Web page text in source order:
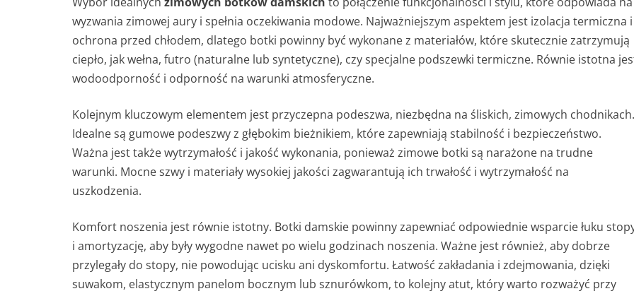
wyzwania zimowej aury i spełnia oczekiwania modowe. Najważniejszym aspektem jest izolacja termiczna i
ochrona przed chłodem, dlatego botki powinny być wykonane z materiałów, które skutecznie zatrzymują
ciepło, jak wełna, futro (naturalne lub syntetyczne), czy specjalne podszewki termiczne. Równie istotna
wodoodporność i odporność na warunki atmosferyczne.
Kolejnym kluczowym elementem jest przyczepna podeszwa, niezbędna na śliskich, zimowych chodnikach.
Idealne są gumowe podeszwy z głębokim bieżnikiem, które zapewniają stabilność i bezpieczeństwo.
Ważna jest także wytrzymałość i jakość wykonania, ponieważ zimowe botki są narażone na trudne
warunki. Mocne szwy i materiały wysokiej jakości zagwarantują ich trwałość i wytrzymałość na
uszkodzenia.
Komfort noszenia jest równie istotny. Botki damskie powinny zapewniać odpowiednie wsparcie łuku
i amortyzację, aby były wygodne nawet po wielu godzinach noszenia. Ważne jest również, aby dobrze
przylegały do stopy, nie powodując ucisku ani dyskomfortu. Łatwość zakładania i zdejmowania, dzięki
suwakom, elastycznym panelom bocznym lub sznurówkom, to kolejny atut, który warto rozważyć przy